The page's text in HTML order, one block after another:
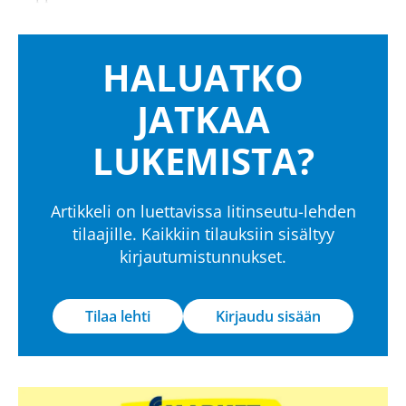
HALUATKO
JATKAA
LUKEMISTA?
Artikkeli on luettavissa Iitinseutu-lehden
tilaajille. Kaikkiin tilauksiin sisältyy
kirjautumistunnukset.
Tilaa lehti Kirjaudu sisään